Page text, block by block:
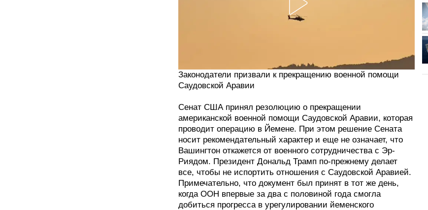
Законодатели призвали к прекращению военной помощи
Саудовской Аравии
Сенат США принял резолюцию о прекращении
американской военной помощи Саудовской Аравии, которая
проводит операцию в Йемене. При этом решение Сената
носит рекомендательный характер и еще не означает, что
Вашингтон откажется от военного сотрудничества с Эр-
Риядом. Президент Дональд Трамп по-прежнему делает
все, чтобы не испортить отношения с Саудовской Аравией.
Примечательно, что документ был принят в тот же день,
когда ООН впервые за два с половиной года смогла
добиться прогресса в урегулировании йеменского